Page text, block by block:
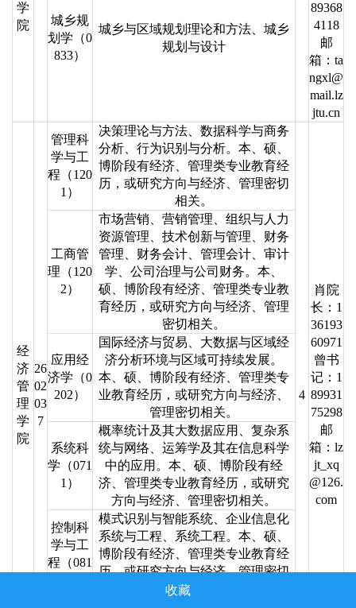
学
院
89368
4118
邮
箱：ta
ngxl@
mail.lz
jtu.cn
城乡规
划学（0
833）
城乡与区域规划理论和方法、城乡
规划与设计
经
济
管
理
学
院
26
02
03
7
管理科
学与工
程（120
1）
决策理论与方法、数据科学与商务
分析、行为识别与分析。本、硕、
博阶段有经济、管理类专业教育经
历，或研究方向与经济、管理密切
相关。
4
肖院
长：1
36193
60971
曾书
记：1
89931
75298
邮
箱：lz
jt_xq
@126.
com
工商管
理（120
2）
市场营销、营销管理、组织与人力
资源管理、技术创新与管理、财务
管理、财务会计、管理会计、审计
学、公司治理与公司财务。本、
硕、博阶段有经济、管理类专业教
育经历，或研究方向与经济、管理
密切相关。
应用经
济学（0
202）
国际经济与贸易、大数据与区域经
济分析环境与区域可持续发展。
本、硕、博阶段有经济、管理类专
业教育经历，或研究方向与经济、
管理密切相关。
系统科
学（071
1）
概率统计及其大数据应用、复杂系
统与网络、运筹学及其在信息科学
中的应用。本、硕、博阶段有经
济、管理类专业教育经历，或研究
方向与经济、管理密切相关。
控制科
学与工
程（081
模式识别与智能系统、企业信息化
系统与工程、系统工程。本、硕、
博阶段有经济、管理类专业教育经
历，或研究方向与经济、管理密切
相关。
收藏